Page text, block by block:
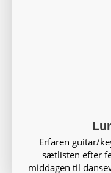
Erfaren guitar/
sætlisten efter
middagen til